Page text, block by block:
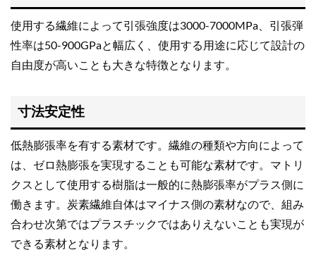
使用する繊維によって引張強度は3000-7000MPa、引張弾
性率は50-900GPaと幅広く、使用する用途に応じて設計の
自由度が高いことも大きな特徴となります。
寸法安定性
低熱膨張率を有する素材です。繊維の種類や方向によって
は、ゼロ熱膨張を実現することも可能な素材です。マトリ
クスとして使用する樹脂は一般的に熱膨張率がプラス側に
働きます。炭素繊維自体はマイナス側の素材なので、組み
合わせ次第ではプラスチックではありえないことも実現が
できる素材となります。